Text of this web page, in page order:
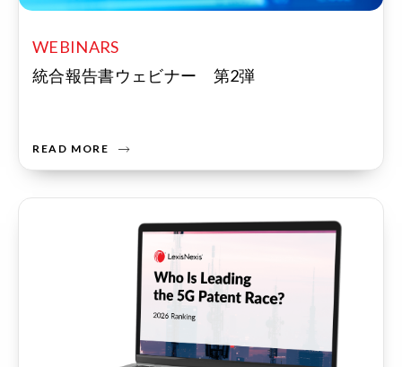
WEBINARS
統合報告書ウェビナー 第2弾
READ MORE